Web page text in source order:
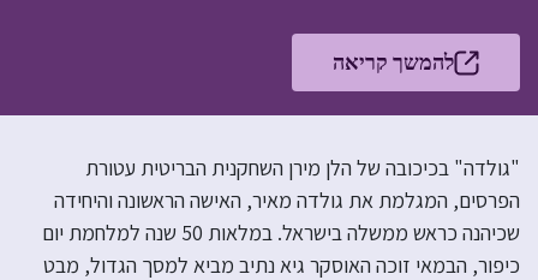
להמשך קריאה
"גולדה" בכיכובה של הלן מירן השחקנית הבריטית עטורת
הפרסים, המגלמת את גולדה מאיר, האישה הראשונה והיחידה
שכיהנה כראש ממשלה בישראל. במלאות 50 שנה למלחמת יום
כיפור, הבמאי זוכה האוסקר גיא נתיב מביא למסך הגדול, מבט